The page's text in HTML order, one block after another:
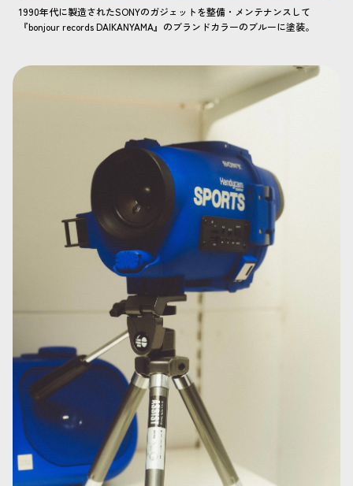
1990年代に製造されたSONYのガジェットを整備・メンテナンスして
『bonjour records DAIKANYAMA』のブランドカラーのブルーに塗装。